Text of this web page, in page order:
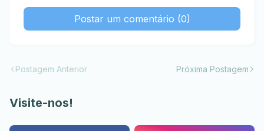
Postar um comentário (0)
Postagem Anterior Próxima Postagem
Visite-nos!